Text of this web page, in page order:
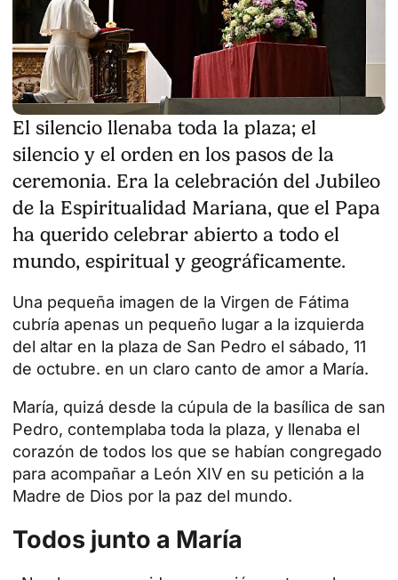
El silencio llenaba toda la plaza; el
silencio y el orden en los pasos de la
ceremonia. Era la celebración del Jubileo
de la Espiritualidad Mariana, que el Papa
ha querido celebrar abierto a todo el
mundo, espiritual y geográficamente.
Una pequeña imagen de la Virgen de Fátima
cubría apenas un pequeño lugar a la izquierda
del altar en la plaza de San Pedro el sábado, 11
de octubre. en un claro canto de amor a María.
María, quizá desde la cúpula de la basílica de san
Pedro, contemplaba toda la plaza, y llenaba el
corazón de todos los que se habían congregado
para acompañar a León XIV en su petición a la
Madre de Dios por la paz del mundo.
Todos junto a María